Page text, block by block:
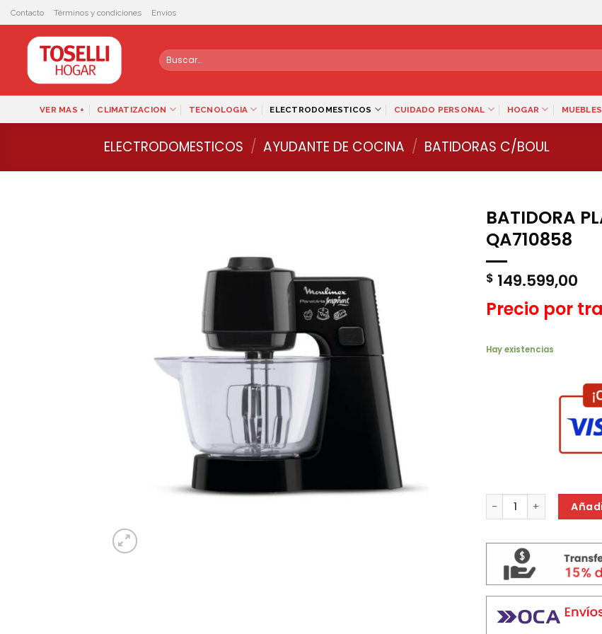
Skip
to
content
Contacto Términos y condiciones Envíos
Buscar
por:
VER MAS + CLIMATIZACION TECNOLOGIA ELECTRODOMESTICOS CUIDADO PERSONAL HOGAR
ELECTRODOMESTICOS / AYUDANTE DE COCINA / BATIDORAS C/BOUL
BATIDORA
QA710858
$ 149.599,00
Precio por
Hay existencias
BATIDORA